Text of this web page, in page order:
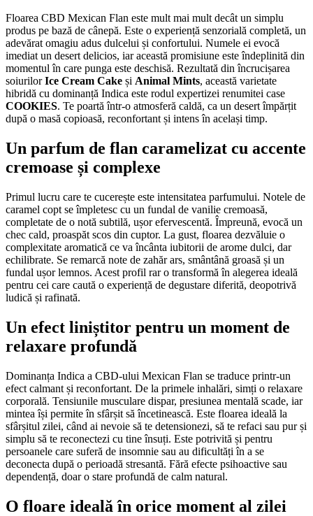
Floarea CBD Mexican Flan este mult mai mult decât un simplu
produs pe bază de cânepă. Este o experiență senzorială completă, un
adevărat omagiu adus dulcelui și confortului. Numele ei evocă
imediat un desert delicios, iar această promisiune este îndeplinită din
momentul în care punga este deschisă. Rezultată din încrucișarea
soiurilorIce Cream Cake și Animal Mints, această varietate
hibridă cu dominanță Indica este rodul expertizei renumitei case
COOKIES. Te poartă într-o atmosferă caldă, ca un desert împărțit
după o masă copioasă, reconfortant și intens în același timp.
Un parfum de flan caramelizat cu accente
cremoase și complexe
Primul lucru care te cucerește este intensitatea parfumului. Notele de
caramel copt se împletesc cu un fundal de vanilie cremoasă,
completate de o notă subtilă, ușor efervescentă. Împreună, evocă un
chec cald, proaspăt scos din cuptor. La gust, floarea dezvăluie o
complexitate aromatică ce va încânta iubitorii de arome dulci, dar
echilibrate. Se remarcă note de zahăr ars, smântână groasă și un
fundal ușor lemnos. Acest profil rar o transformă în alegerea ideală
pentru cei care caută o experiență de degustare diferită, deopotrivă
ludică și rafinată.
Un efect liniștitor pentru un moment de
relaxare profundă
Dominanța Indica a CBD-ului Mexican Flan se traduce printr-un
efect calmant și reconfortant. De la primele inhalări, simți o relaxare
corporală. Tensiunile musculare dispar, presiunea mentală scade, iar
mintea își permite în sfârșit să încetinească. Este floarea ideală la
sfârșitul zilei, când ai nevoie să te detensionezi, să te refaci sau pur și
simplu să te reconectezi cu tine însuți. Este potrivită și pentru
persoanele care suferă de insomnie sau au dificultăți în a se
deconecta după o perioadă stresantă. Fără efecte psihoactive sau
dependență, doar o stare profundă de calm natural.
O floare ideală în orice moment al zilei